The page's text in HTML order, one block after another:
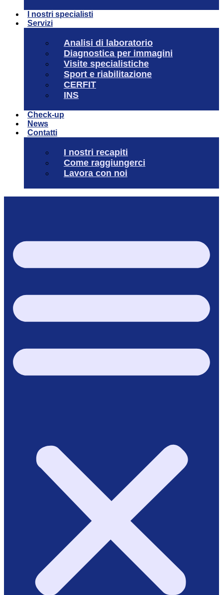
I nostri specialisti
Servizi
Analisi di laboratorio
Diagnostica per immagini
Visite specialistiche
Sport e riabilitazione
CERFIT
INS
Check-up
News
Contatti
I nostri recapiti
Come raggiungerci
Lavora con noi